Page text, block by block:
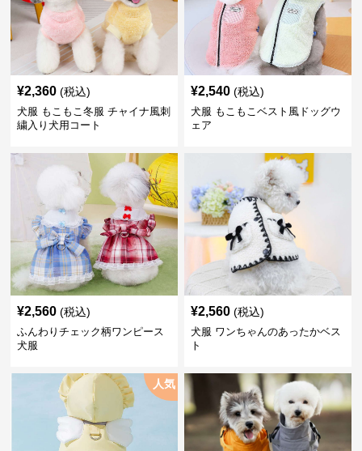
¥2,360 (税込)
犬服 もこもこ冬服 チャイナ風刺
繍入り犬用コート
¥2,540 (税込)
犬服 もこもこベスト風ドッグウ
ェア
¥2,560 (税込)
ふんわりチェック柄ワンピース
犬服
¥2,560 (税込)
犬服 ワンちゃんのあったかベス
ト
人気